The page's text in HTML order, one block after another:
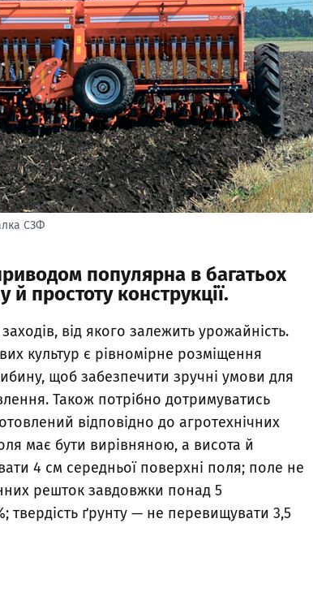
СЗФ
популярна в багатьох
й простоту конструкції.
від якого залежить урожайність.
культур є рівномірне розміщення
щоб забезпечити зручні умови для
Також потрібно дотримуватись
відповідно до агротехнічних
має бути вирівняною, а висота й
4 см середньої поверхні поля; поле не
решток завдовжки понад 5
твердість ґрунту — не перевищувати 3,5